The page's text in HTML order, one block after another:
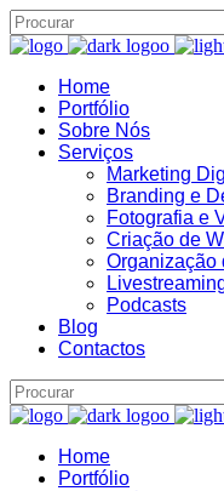
Home
Portfólio
Sobre Nós
Serviços
Marketing
Branding e
Fotografia e
Criação de
Organização
Podcasts
Blog
Contactos
Home
Portfólio
B22
Brand22
Online
06:49